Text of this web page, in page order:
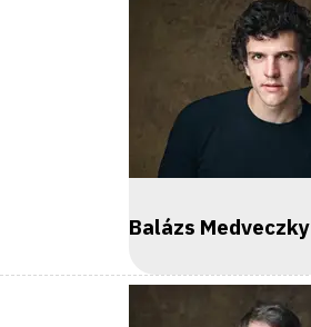
Balázs Medveczky